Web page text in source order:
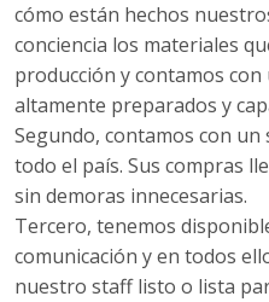
cómo están hechos
conciencia los materiales
producción y contamos
altamente preparados y
Segundo, contamos con
todo el país. Sus compras
sin demoras innecesarias.
Tercero, tenemos
comunicación y en todos
nuestro staff listo o lista